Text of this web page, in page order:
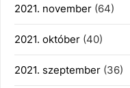
2021. november (64)
2021. október (40)
2021. szeptember (36)